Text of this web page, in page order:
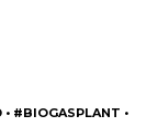
#BIOGASPLANT •